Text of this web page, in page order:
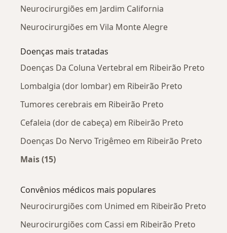
Neurocirurgiões em Jardim California
Neurocirurgiões em Vila Monte Alegre
Doenças mais tratadas
Doenças Da Coluna Vertebral em Ribeirão Preto
Lombalgia (dor lombar) em Ribeirão Preto
Tumores cerebrais em Ribeirão Preto
Cefaleia (dor de cabeça) em Ribeirão Preto
Doenças Do Nervo Trigêmeo em Ribeirão Preto
Mais (15)
Convênios médicos mais populares
Neurocirurgiões com Unimed em Ribeirão Preto
Neurocirurgiões com Cassi em Ribeirão Preto